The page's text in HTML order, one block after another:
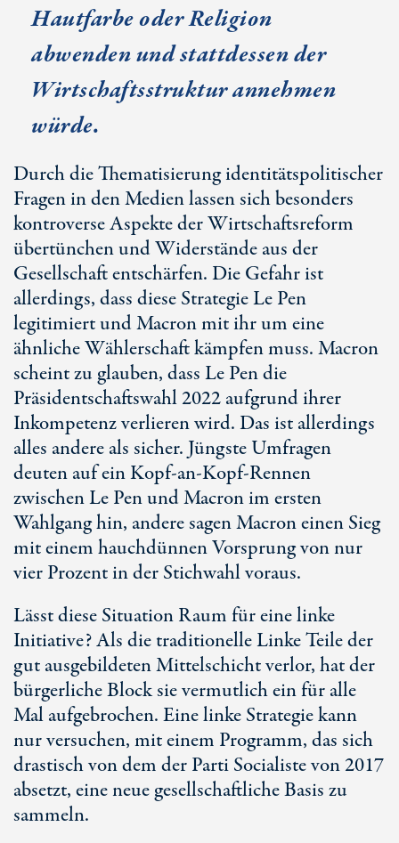
Hautfarbe oder Religion
abwenden und stattdessen der
Wirtschaftsstruktur annehmen
würde.
Durch die Thematisierung identitätspolitischer
Fragen in den Medien lassen sich besonders
kontroverse Aspekte der Wirtschaftsreform
übertünchen und Widerstände aus der
Gesellschaft entschärfen. Die Gefahr ist
allerdings, dass diese Strategie Le Pen
legitimiert und Macron mit ihr um eine
ähnliche Wählerschaft kämpfen muss. Macron
scheint zu glauben, dass Le Pen die
Präsidentschaftswahl 2022 aufgrund ihrer
Inkompetenz verlieren wird. Das ist allerdings
alles andere als sicher. Jüngste Umfragen
deuten auf ein Kopf-an-Kopf-Rennen
zwischen Le Pen und Macron im ersten
Wahlgang hin, andere sagen Macron einen Sieg
mit einem hauchdünnen Vorsprung von nur
vier Prozent in der Stichwahl voraus.
Lässt diese Situation Raum für eine linke
Initiative? Als die traditionelle Linke Teile der
gut ausgebildeten Mittelschicht verlor, hat der
bürgerliche Block sie vermutlich ein für alle
Mal aufgebrochen. Eine linke Strategie kann
nur versuchen, mit einem Programm, das sich
drastisch von dem der Parti Socialiste von 2017
absetzt, eine neue gesellschaftliche Basis zu
sammeln.